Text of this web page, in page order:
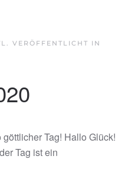
VERÖFFENTLICHT IN
Tag! Hallo Glück!
Tag ist ein